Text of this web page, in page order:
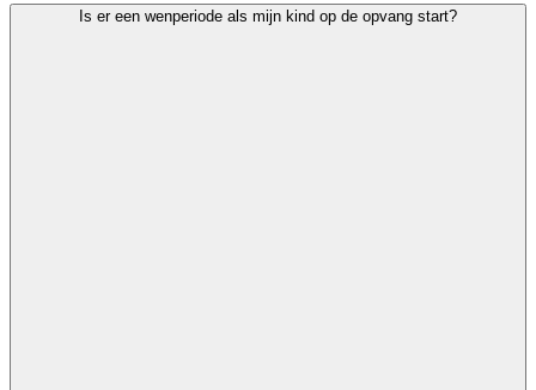
Is er een wenperiode als mijn kind op de opvang start?